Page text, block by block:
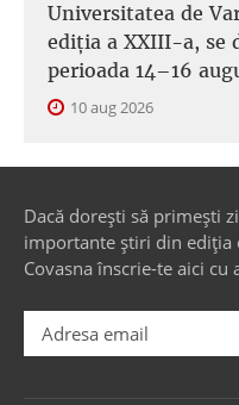
Universitatea de
ediția a XXIII-a, se
perioada 14–16
10 aug 2026
Dacă dorești să primești
importante știri din ediția
Covasna înscrie-te aici cu